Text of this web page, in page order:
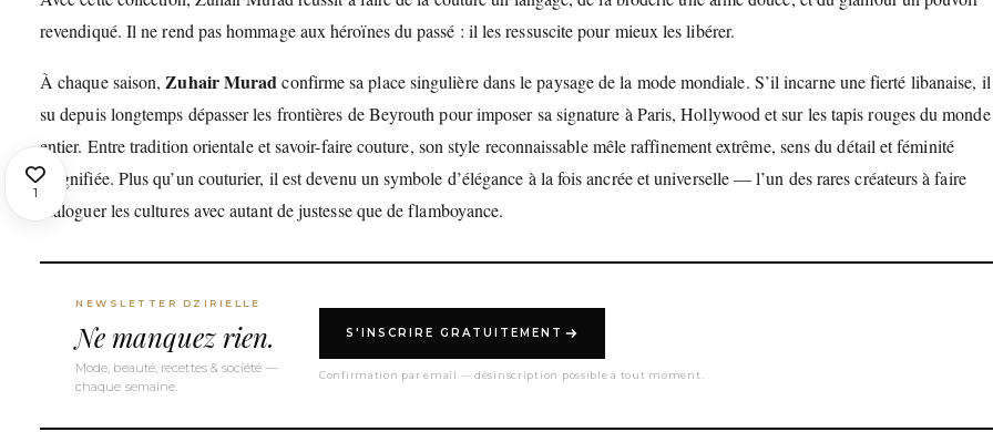
1
revendiqué. Il ne rend pas hommage aux héroïnes du passé : il les ressuscite pour mieux les libérer.
À chaque saison, Zuhair Muradconfirme sa place singulière dans le paysage de la mode mondiale. S’il incarne une fierté libanaise,
su depuis longtemps dépasser les frontières de Beyrouth pour imposer sa signature à Paris, Hollywood et sur les tapis rouges du monde
entier. Entre tradition orientale et savoir-faire couture, son style reconnaissable mêle raffinement extrême, sens du détail et féminité
magnifiée. Plus qu’un couturier, il est devenu un symbole d’élégance à la fois ancrée et universelle — l’un des rares créateurs à faire
dialoguer les cultures avec autant de justesse que de flamboyance.
NEWSLETTER DZIRIELLE
Ne manquez rien.
Mode, beauté, recettes & société —
chaque semaine.
S'INSCRIRE GRATUITEMENT
Confirmation par email — désinscription possible à tout moment.